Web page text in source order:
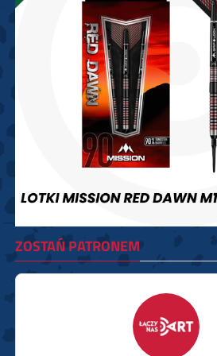
ZOSTAŃ PATRONEM